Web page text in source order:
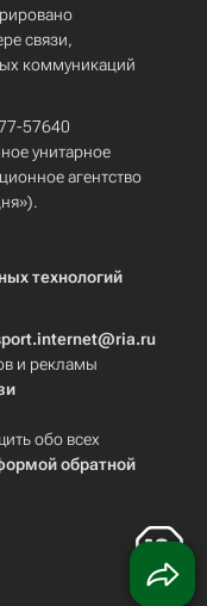
связи,
коммуникаций
57640
унитарное
агентство
технологий
и рекламы
обо всех
обратной